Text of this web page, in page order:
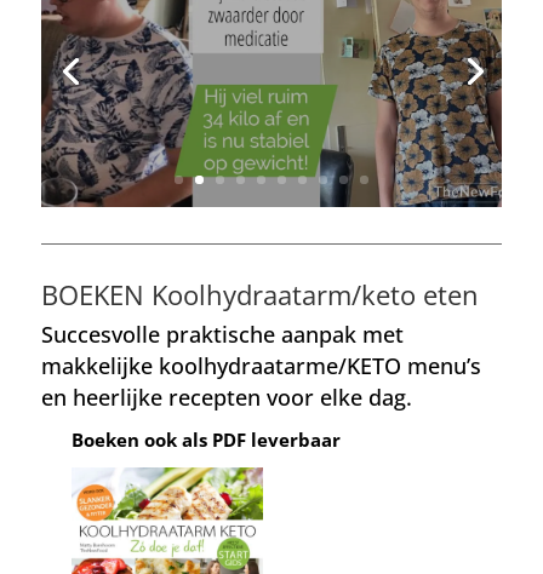
Afvallen met een beperking
Lees meer
BOEKEN Koolhydraatarm/keto eten
Succesvolle praktische aanpak met
makkelijke koolhydraatarme/KETO menu’s
en heerlijke recepten voor elke dag.
Boeken ook als PDF leverbaar